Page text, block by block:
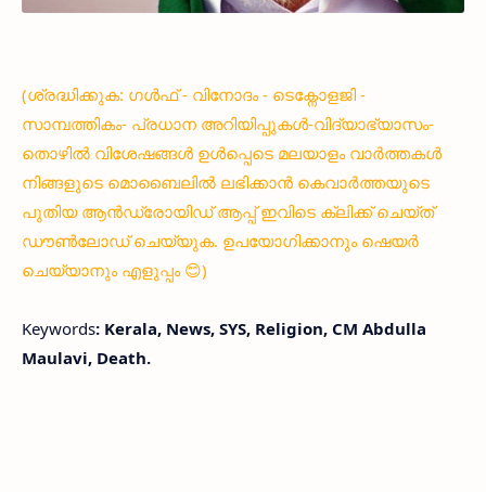
(ശ്രദ്ധിക്കുക: ഗൾഫ് - വിനോദം - ടെക്നോളജി -
സാമ്പത്തികം- പ്രധാന അറിയിപ്പുകൾ-വിദ്യാഭ്യാസം-
തൊഴിൽ വിശേഷങ്ങൾ ഉൾപ്പെടെ മലയാളം വാർത്തകൾ
നിങ്ങളുടെ മൊബൈലിൽ ലഭിക്കാൻ കെവാർത്തയുടെ
പുതിയ ആൻഡ്രോയിഡ് ആപ്പ് ഇവിടെ ക്ലിക്ക് ചെയ്ത്
ഡൗൺലോഡ് ചെയ്യുക. ഉപയോഗിക്കാനും ഷെയർ
ചെയ്യാനും എളുപ്പം 😊)
Keywords: Kerala, News, SYS, Religion, CM Abdulla
Maulavi, Death.